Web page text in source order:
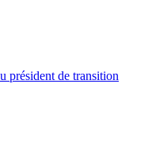
président de transition